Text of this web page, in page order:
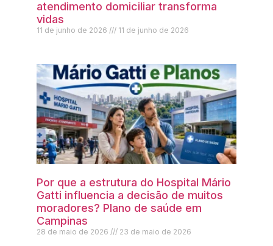
atendimento domiciliar transforma
vidas
11 de junho de 2026 11 de junho de 2026
Por que a estrutura do Hospital Mário
Gatti influencia a decisão de muitos
moradores? Plano de saúde em
Campinas
28 de maio de 2026 23 de maio de 2026